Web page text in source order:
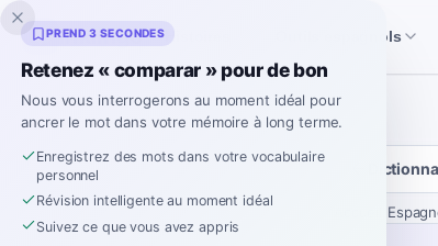
Inklingo Outils espagnols
PREND 3 SECONDES
Retenez « comparar » pour de bon
Nous vous interrogerons au moment idéal pour
ancrer le mot dans votre mémoire à long terme.
Enregistrez des mots dans votre vocabulaire
personnel
Révision intelligente au moment idéal
Suivez ce que vous avez appris